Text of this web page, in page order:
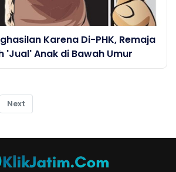
Karena Di-PHK, Remaja
'Jual' Anak di Bawah Umur
Next